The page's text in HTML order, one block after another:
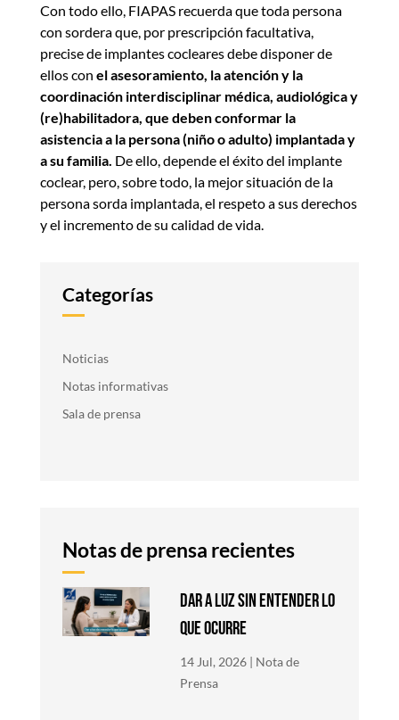
Con todo ello, FIAPAS recuerda que toda persona
con sordera que, por prescripción facultativa,
precise de implantes cocleares debe disponer de
ellos con el asesoramiento, la atención y la
coordinación interdisciplinar médica, audiológica y
(re)habilitadora, que deben conformar la
asistencia a la persona (niño o adulto) implantada y
a su familia. De ello, depende el éxito del implante
coclear, pero, sobre todo, la mejor situación de la
persona sorda implantada, el respeto a sus derechos
y el incremento de su calidad de vida.
Categorías
Noticias
Notas informativas
Sala de prensa
DAR A LUZ SIN ENTENDER LO
QUE OCURRE
14 Jul, 2026 | Nota de
Prensa
Notas de prensa recientes